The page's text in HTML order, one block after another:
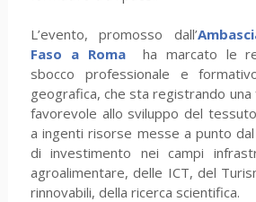
L’evento, promosso dall’
Faso a Roma
ha marcato le
sbocco professionale e
geografica, che sta registrando una
favorevole allo sviluppo del
a ingenti risorse messe a punto
di investimento nei campi
agroalimentare, delle ICT, del
rinnovabili, della ricerca scientifica.